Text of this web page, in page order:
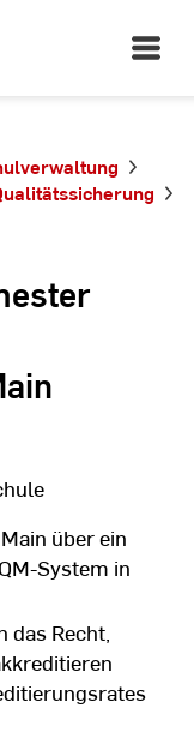
Open
Main
über ein
System in
das Recht,